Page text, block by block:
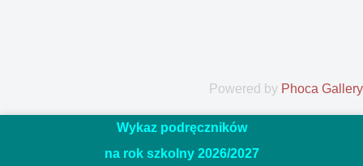
Powered by Phoca Gallery
Wykaz podręczników
na rok szkolny 2026/2027